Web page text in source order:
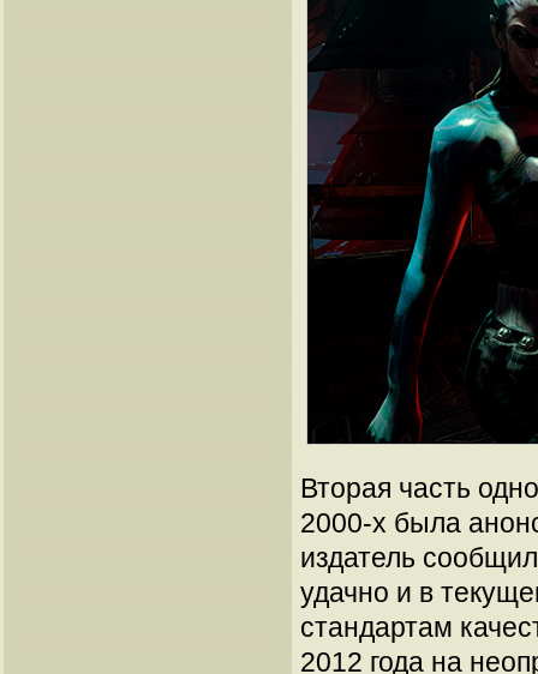
Вторая часть
2000-х была
издатель
удачно и в
стандартам
2012 года на